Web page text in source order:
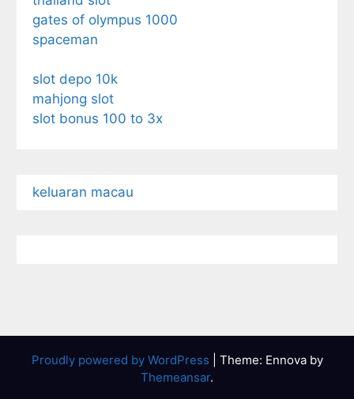
gates of olympus 1000
spaceman
slot depo 10k
mahjong slot
slot bonus 100 to 3x
keluaran macau
Proudly powered by WordPress
Theme: Ennova by
Themeansar.